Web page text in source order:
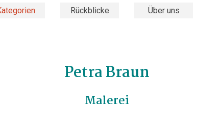
Menü überspringen
▼
Rückblicke ▼
Über uns
Petra Braun
Malerei